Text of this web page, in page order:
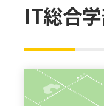
IT総合